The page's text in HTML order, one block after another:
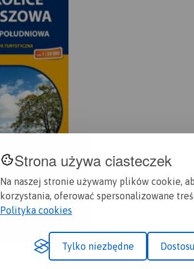
Strona używa ciasteczek
Na naszej stronie używamy plików cookie,
korzystania, oferować spersonalizowane
Polityka cookies
Tylko niezbędne